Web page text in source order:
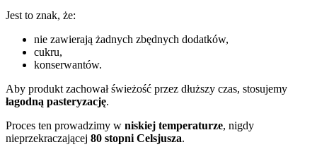
Jest to znak, że:
nie zawierają żadnych zbędnych dodatków,
cukru,
konserwantów.
Aby produkt zachował świeżość przez dłuższy czas, stosujemy
łagodną pasteryzację.
Proces ten prowadzimy w niskiej temperaturze, nigdy
nieprzekraczającej 80 stopni Celsjusza.